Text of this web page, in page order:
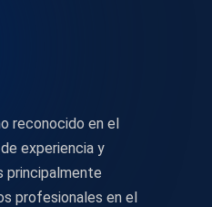
reconocido en el
experiencia y
principalmente
profesionales en el